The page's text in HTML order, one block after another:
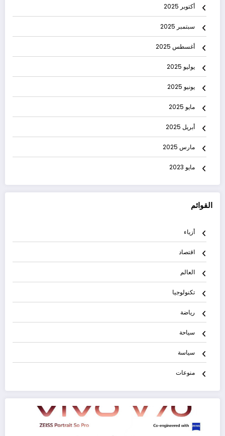
أكتوبر 2025
سبتمبر 2025
أغسطس 2025
يوليو 2025
يونيو 2025
مايو 2025
أبريل 2025
مارس 2025
مايو 2023
القوائم
أزياء
اقتصاد
العالم
تكنولوجيا
رياضة
سياحة
سياسة
منوعات